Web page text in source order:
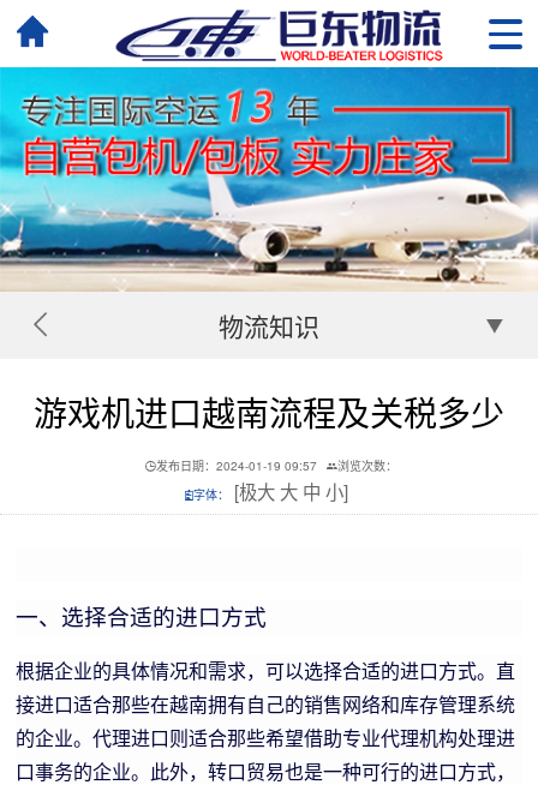
物流知识
游戏机进口越南流程及关税多少
发布日期：2024-01-19 09:57
浏览次数：
字体：
[极大 大 中 小]
一、选择合适的进口方式
根据企业的具体情况和需求，可以选择合适的进口方式。直
接进口适合那些在越南拥有自己的销售网络和库存管理系统
的企业。代理进口则适合那些希望借助专业代理机构处理进
口事务的企业。此外，转口贸易也是一种可行的进口方式，